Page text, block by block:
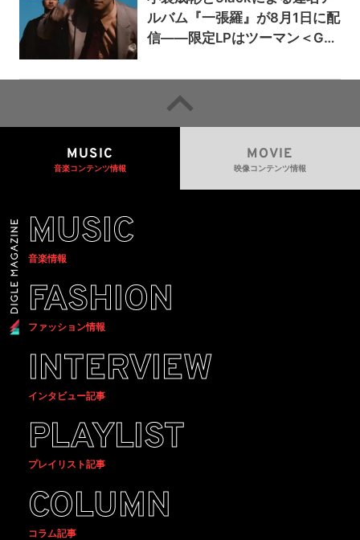
ルバム『一張羅』が8月1日に配
信——限定LPはツーマン＜Gai
MUSIC
音楽コンテンツ情報
MOVIE
映像コンテンツ情報
MUSIC
音楽情報
FASHION
ファッション情報
INTERVIEW
インタビュー記事
PLAYLIST
プレイリスト記事
COLUMN
コラム記事